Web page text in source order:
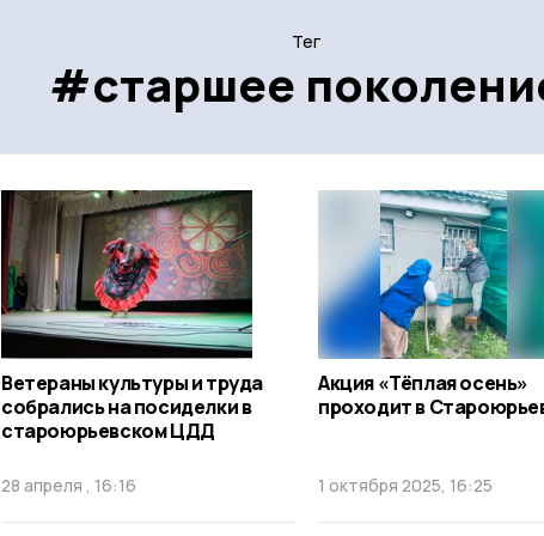
Тег
#старшее
Ветераны культуры и труда
собрались на посиделки в
староюрьевском ЦДД
28 апреля , 16:16
Акция «Тёплая осень»
проходит в
1 октября 2025, 16:25